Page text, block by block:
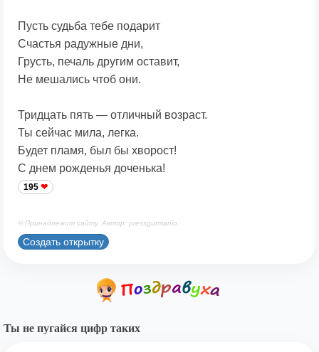
Пусть судьба тебе подарит
Счастья радужные дни,
Грусть, печаль другим оставит,
Не мешались чтоб они.
Тридцать пять — отличный возраст.
Ты сейчас мила, легка.
Будет пламя, был бы хворост!
С днем рожденья доченька!
195
© Принадлежит сайту. Автор: pressgurmanio
Создать открытку
Ты не пугайся цифр таких